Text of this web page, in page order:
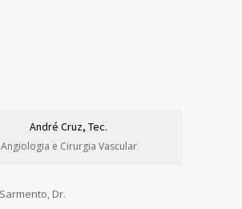
André Cruz, Tec.
Angiologia e Cirurgia Vascular